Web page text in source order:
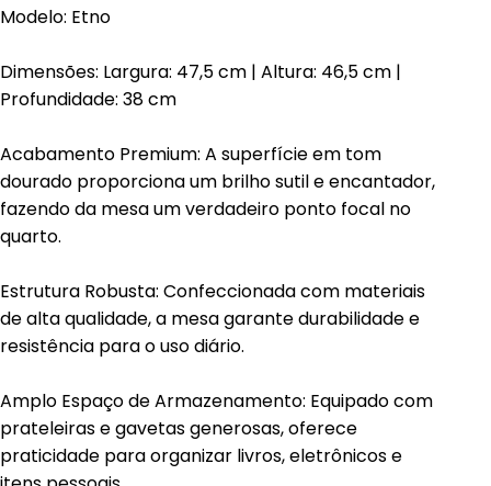
Modelo: Etno
Dimensões: Largura: 47,5 cm | Altura: 46,5 cm |
Profundidade: 38 cm
Acabamento Premium: A superfície em tom
dourado proporciona um brilho sutil e encantador,
fazendo da mesa um verdadeiro ponto focal no
quarto.
Estrutura Robusta: Confeccionada com materiais
de alta qualidade, a mesa garante durabilidade e
resistência para o uso diário.
Amplo Espaço de Armazenamento: Equipado com
prateleiras e gavetas generosas, oferece
praticidade para organizar livros, eletrônicos e